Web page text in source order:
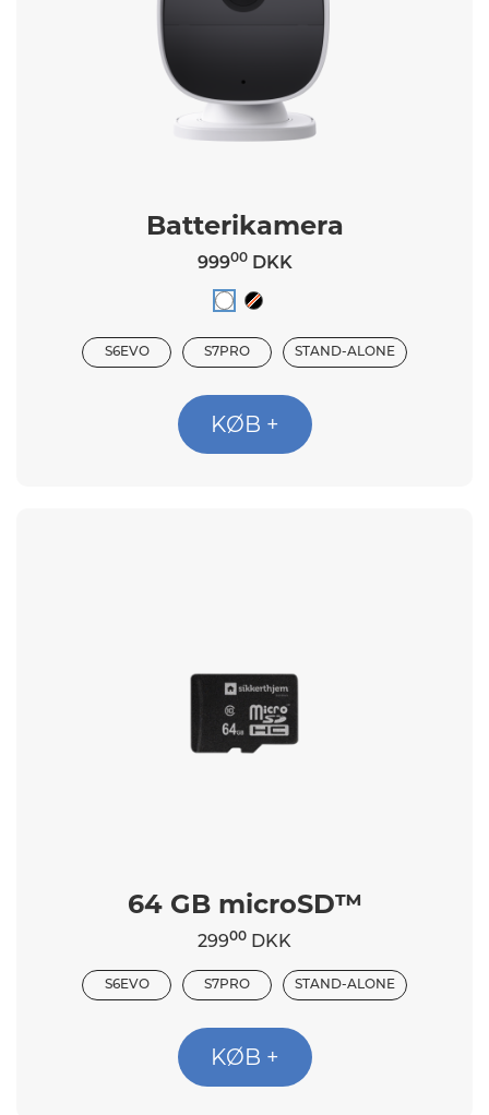
Batterikamera
99900DKK
S6EVO S7PRO STAND-ALONE
KØB +
64 GB microSD™
29900 DKK
S6EVO S7PRO STAND-ALONE
KØB +